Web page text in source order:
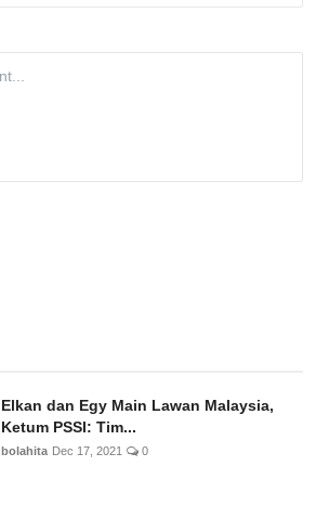
Elkan dan Egy Main Lawan Malaysia,
Ketum PSSI: Tim...
bolahita Dec 17, 2021 0